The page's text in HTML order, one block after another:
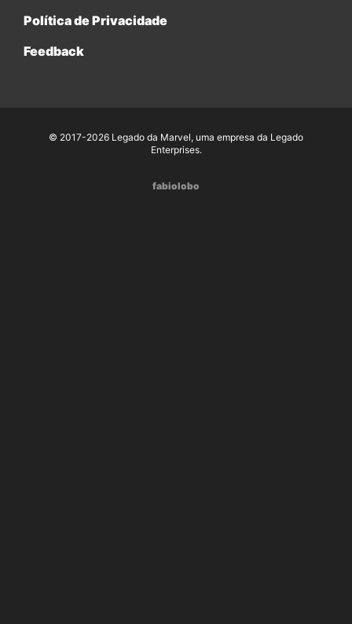
Política de Privacidade
Feedback
© 2017-2026 Legado da Marvel, uma empresa da Legado
Enterprises.
fabiolobo